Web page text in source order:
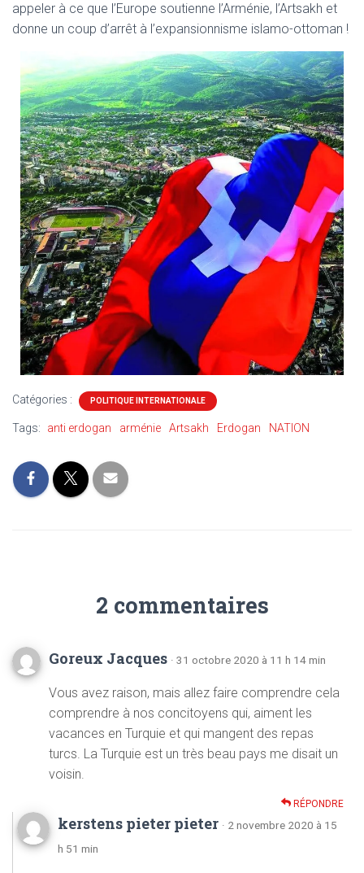
appeler à ce que l’Europe soutienne l’Arménie, l’Artsakh et
donne un coup d’arrêt à l’expansionnisme islamo-ottoman !
Catégories : POLITIQUE INTERNATIONALE
Tags: anti erdogan arménie Artsakh Erdogan NATION
2 commentaires
Goreux Jacques · 31 octobre 2020 à 11 h 14 min
Vous avez raison, mais allez faire comprendre cela
comprendre à nos concitoyens qui, aiment les
vacances en Turquie et qui mangent des repas
turcs. La Turquie est un très beau pays me disait un
voisin.
RÉPONDRE
kerstens pieter pieter · 2 novembre 2020 à 15
h 51 min